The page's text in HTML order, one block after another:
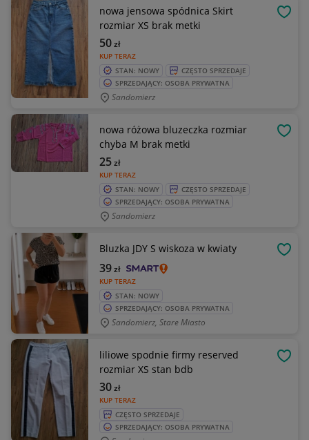
nowa jensowa spódnica Skirt
rozmiar XS brak metki
KUP TERAZ
50zł
STAN: NOWY
CZĘSTO SPRZEDAJE
SPRZEDAJĄCY: OSOBA PRYWATNA
Sandomierz
nowa różowa bluzeczka rozmiar
chyba M brak metki
KUP TERAZ
25zł
STAN: NOWY
CZĘSTO SPRZEDAJE
SPRZEDAJĄCY: OSOBA PRYWATNA
Sandomierz
Bluzka JDY S wiskoza w kwiaty
KUP TERAZ
39zł
STAN: NOWY
SPRZEDAJĄCY: OSOBA PRYWATNA
Sandomierz, Stare Miasto
liliowe spodnie firmy reserved
rozmiar XS stan bdb
KUP TERAZ
30zł
CZĘSTO SPRZEDAJE
SPRZEDAJĄCY: OSOBA PRYWATNA